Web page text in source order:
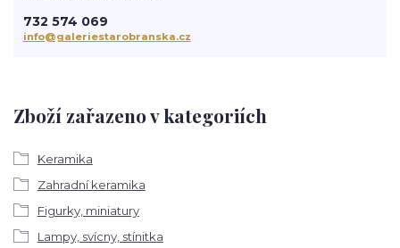
Zboží zařazeno v kategoriích
Keramika
Zahradní keramika
Figurky, miniatury
Lampy, svícny, stínitka
732 574 069
info@galeriestarobranska.cz